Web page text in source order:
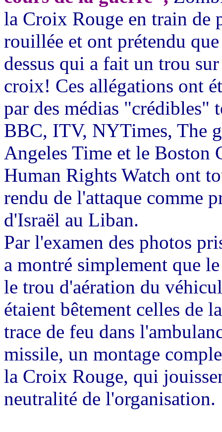
la Croix Rouge en train de
rouillée et ont prétendu
dessus qui a fait un trou
croix! Ces allégations ont
par des médias "crédibles"
BBC, ITV, NYTimes, The
Angeles Time et le Boston
Human Rights Watch ont
rendu de l'attaque comme
d'Israël au Liban.
Par l'examen des photos
a montré simplement que
le trou d'aération du
étaient bêtement celles de
trace de feu dans
missile, un montage
la Croix Rouge, qui
neutralité de l'organisation.